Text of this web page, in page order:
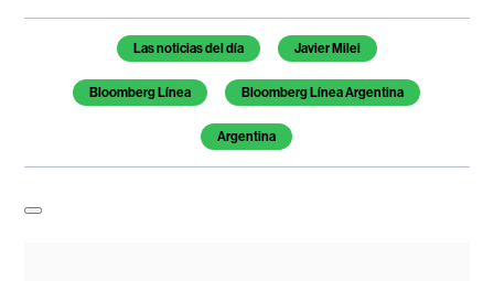
Temas de este artículo
Las noticias del día Javier Milei
Bloomberg Línea Bloomberg Línea Argentina
Argentina